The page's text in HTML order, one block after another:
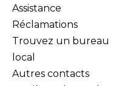
Assistance
Réclamations
Trouvez un bureau
local
Autres contacts